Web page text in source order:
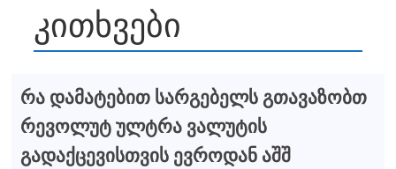
კითხვები
რა დამატებით სარგებელს გთავაზობთ
რევოლუტ ულტრა ვალუტის
გადაქცევისთვის ევროდან აშშ